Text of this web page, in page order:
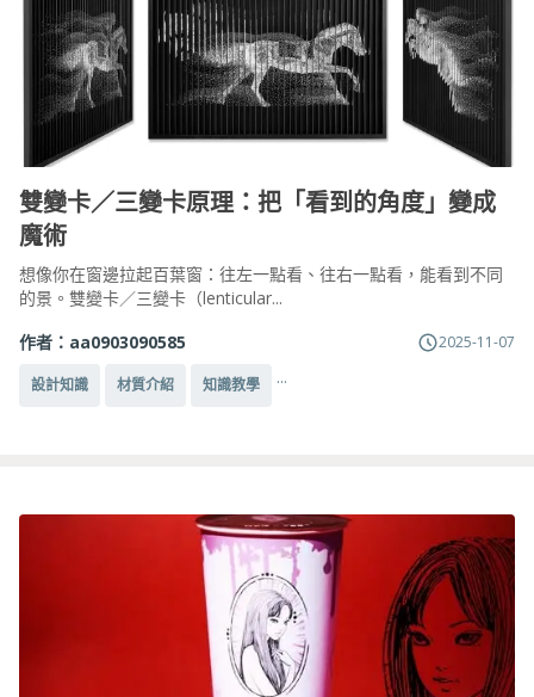
雙變卡／三變卡原理：把「看到的角度」變成
魔術
想像你在窗邊拉起百葉窗：往左一點看、往右一點看，能看到不同
的景。雙變卡／三變卡（lenticular...
作者： aa0903090585 2025-11-07
設計知識 材質介紹 知識教學 ...